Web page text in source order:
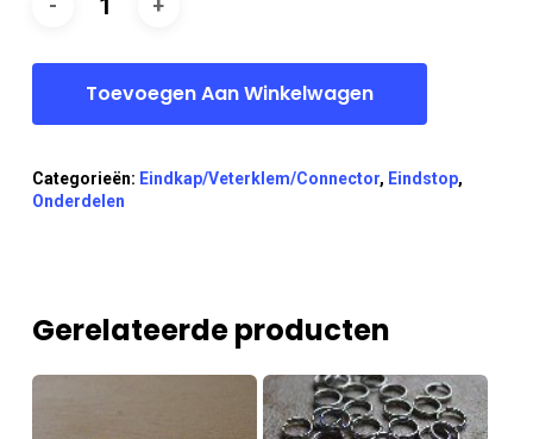
Toevoegen Aan Winkelwagen
Categorieën: Eindkap/Veterklem/Connector, Eindstop,
Onderdelen
Gerelateerde producten